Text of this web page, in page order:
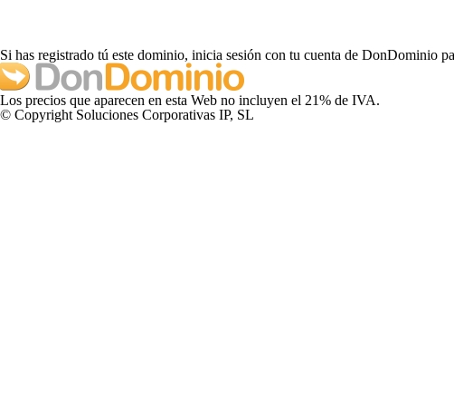
Si has registrado tú este dominio, inicia sesión con tu cuenta de DonDominio
Los precios que aparecen en esta Web no incluyen el 21% de IVA.
© Copyright Soluciones Corporativas IP, SL